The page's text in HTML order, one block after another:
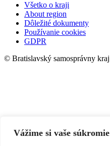
Vážime si vaše súkromie
Všetko o kraji
About region
Dôležité dokumenty
Používanie cookies
GDPR
© Bratislavský samosprávny kraj